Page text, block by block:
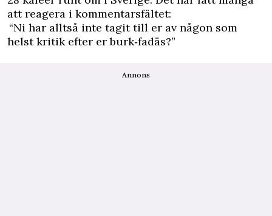
att reagera i kommentarsfältet:
“Ni har alltså inte tagit till er av någon som
helst kritik efter er burk‑fadäs?”
Annons